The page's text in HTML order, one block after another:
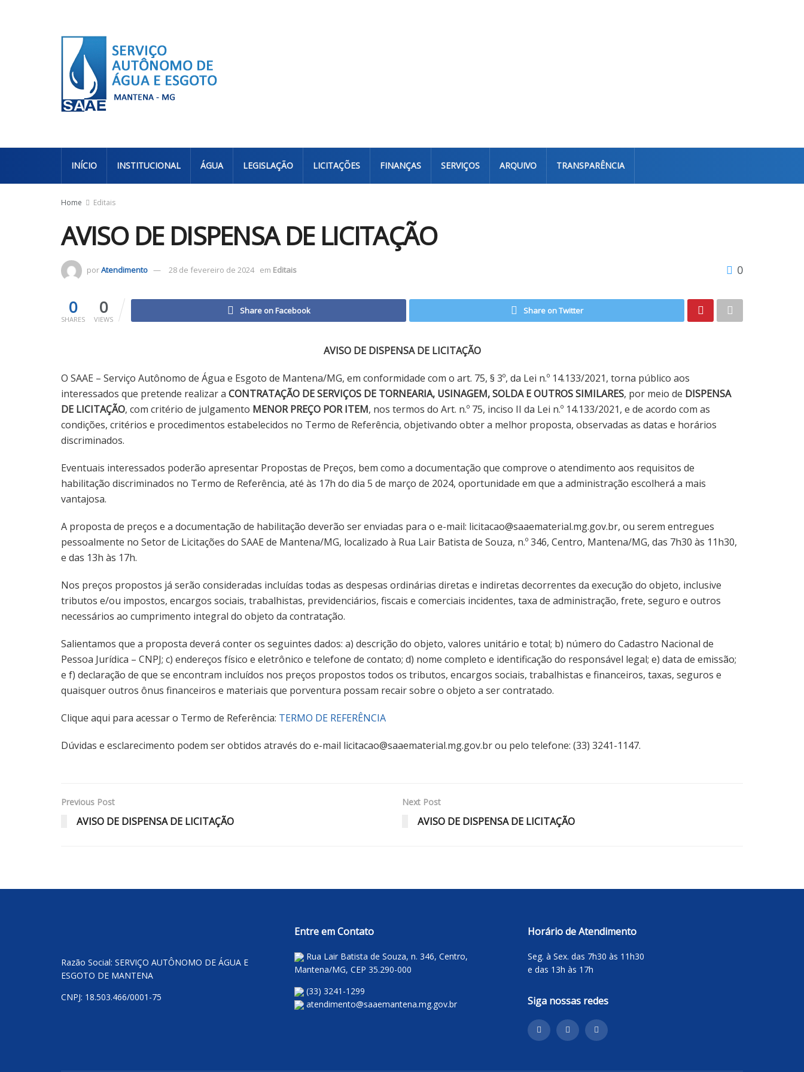
INÍCIO INSTITUCIONAL ÁGUA LEGISLAÇÃO LICITAÇÕES FINANÇAS SERVIÇOS ARQUIVO TRANSPARÊNCIA
Home Editais
AVISO DE DISPENSA DE LICITAÇÃO
porAtendimento 28 de fevereiro de 2024 em Editais 0
0
SHARES
0
VIEWS
Share on Facebook Share on Twitter
AVISO DE DISPENSA DE LICITAÇÃO
O SAAE – Serviço Autônomo de Água e Esgoto de Mantena/MG, em conformidade com o art. 75, § 3º, da Lei n.º 14.133/2021, torna público aos
interessados que pretende realizar a CONTRATAÇÃO DE SERVIÇOS DE TORNEARIA, USINAGEM, SOLDA E OUTROS SIMILARES, por meio de DISPENSA
DE LICITAÇÃO, com critério de julgamento MENOR PREÇO POR ITEM, nos termos do Art. n.º 75, inciso II da Lei n.º 14.133/2021, e de acordo com as
condições, critérios e procedimentos estabelecidos no Termo de Referência, objetivando obter a melhor proposta, observadas as datas e horários
discriminados.
Eventuais interessados poderão apresentar Propostas de Preços, bem como a documentação que comprove o atendimento aos requisitos de
habilitação discriminados no Termo de Referência, até às 17h do dia 5 de março de 2024, oportunidade em que a administração escolherá a mais
vantajosa.
A proposta de preços e a documentação de habilitação deverão ser enviadas para o e-mail: licitacao@saaematerial.mg.gov.br, ou serem entregues
pessoalmente no Setor de Licitações do SAAE de Mantena/MG, localizado à Rua Lair Batista de Souza, n.º 346, Centro, Mantena/MG, das 7h30 às 11h30,
e das 13h às 17h.
Nos preços propostos já serão consideradas incluídas todas as despesas ordinárias diretas e indiretas decorrentes da execução do objeto, inclusive
tributos e/ou impostos, encargos sociais, trabalhistas, previdenciários, fiscais e comerciais incidentes, taxa de administração, frete, seguro e outros
necessários ao cumprimento integral do objeto da contratação.
Salientamos que a proposta deverá conter os seguintes dados: a) descrição do objeto, valores unitário e total; b) número do Cadastro Nacional de
Pessoa Jurídica – CNPJ; c) endereços físico e eletrônico e telefone de contato; d) nome completo e identificação do responsável legal; e) data de emissão;
e f) declaração de que se encontram incluídos nos preços propostos todos os tributos, encargos sociais, trabalhistas e financeiros, taxas, seguros e
quaisquer outros ônus financeiros e materiais que porventura possam recair sobre o objeto a ser contratado.
Clique aqui para acessar o Termo de Referência: TERMO DE REFERÊNCIA
Dúvidas e esclarecimento podem ser obtidos através do e-mail licitacao@saaematerial.mg.gov.br ou pelo telefone: (33) 3241-1147.
Previous Post
AVISO DE DISPENSA DE LICITAÇÃO
Next Post
AVISO DE DISPENSA DE LICITAÇÃO
Razão Social: SERVIÇO AUTÔNOMO DE ÁGUA E
ESGOTO DE MANTENA
CNPJ: 18.503.466/0001-75
Entre em Contato
Rua Lair Batista de Souza, n. 346, Centro,
Mantena/MG, CEP 35.290-000
(33) 3241-1299
atendimento@saaemantena.mg.gov.br
Horário de Atendimento
Seg. à Sex. das 7h30 às 11h30
e das 13h às 17h
Siga nossas redes